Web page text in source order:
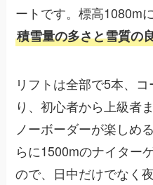
ートです。標高1080m
積雪量の多さと雪質の
リフトは全部で5本、
り、初心者から上級者
ノーボーダーが楽しめ
らに1500mのナイター
ので、日中だけでなく